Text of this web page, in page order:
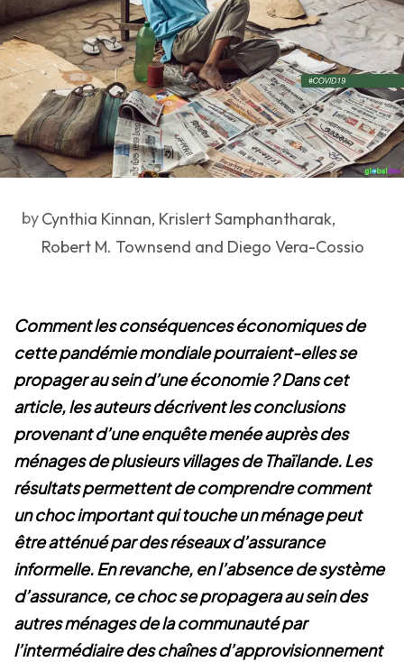
byCynthia Kinnan, Krislert Samphantharak,
Robert M. Townsend and Diego Vera-Cossio
Comment les conséquences économiques de
cette pandémie mondiale pourraient-elles se
propager au sein d’une économie ? Dans cet
article, les auteurs décrivent les conclusions
provenant d’une enquête menée auprès des
ménages de plusieurs villages de Thaïlande. Les
résultats permettent de comprendre comment
un choc important qui touche un ménage peut
être atténué par des réseaux d’assurance
informelle. En revanche, en l’absence de système
d’assurance, ce choc se propagera au sein des
autres ménages de la communauté par
l’intermédiaire des chaînes d’approvisionnement